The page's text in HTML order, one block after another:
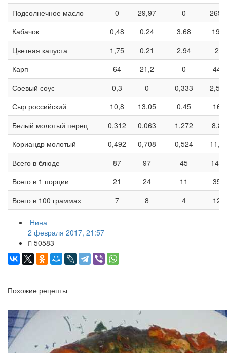
Подсолнечное масло
0 29,97 0
Кабачок
0,48 0,24 3,68
19,2
Цветная капуста
1,75 0,21 2,94
21
Карп
64 21,2 0
448
Соевый соус
0,3 0 0,333
Сыр российский
10,8 13,05 0,45
162
Белый молотый перец
0,312 0,063 1,272
8,88
Кориандр молотый
0,492 0,708 0,524
Всего в блюде
87 97 45
1405
Всего в 1 порции
21 24 11
351
Всего в 100 граммах
7 8 4 126
Нина
2 февраля 2017, 21:57
50583
Похожие рецепты